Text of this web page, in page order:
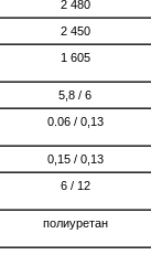
2 480
2 450
1 605
5,8 / 6
0.06 / 0,13
0,15 / 0,13
6 / 12
полиуретан